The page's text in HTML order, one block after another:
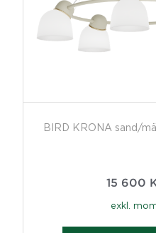
BIRD KRONA sand/
15 600
exkl.